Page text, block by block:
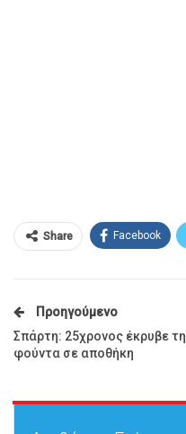
Share Facebook
Προηγούμενο
Σπάρτη: 25χρονος έκρυβε τη
φούντα σε αποθήκη